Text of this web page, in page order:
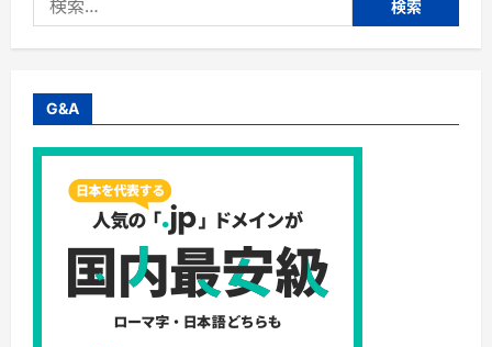
メ
ッ
な
の？
【徹
底
解
説】
に
つ
い
て
さ
ら
に
読
ス
キ
も
だ
り
た
い
な
シ
ン
プ
リ
ッ
チ
索:
G&A